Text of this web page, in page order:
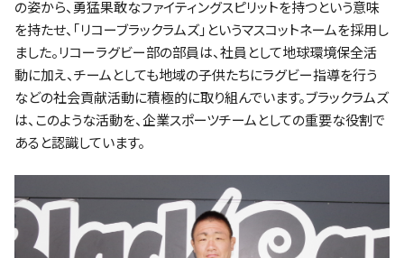
の姿から、勇猛果敢なファイティングスピリットを持つという意味
を持たせ、｢リコーブラックラムズ｣というマスコットネームを採用し
ました。リコーラグビー部の部員は、社員として地球環境保全活
動に加え、チームとしても地域の子供たちにラグビー指導を行う
などの社会貢献活動に積極的に取り組んでいます。ブラックラムズ
は、このような活動を、企業スポーツチームとしての重要な役割で
あると認識しています。